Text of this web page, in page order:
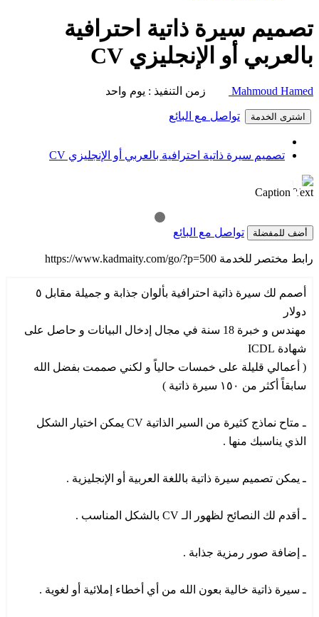
تصميم سيرة ذاتية احترافية
بالعربي أو الإنجليزي CV
Mahmoud Hamed زمن التنفيذ : يوم واحد
اشترى الخدمة تواصل مع البائع
تصميم سيرة ذاتية احترافية بالعربي أو الإنجليزي CV
1 / 3
Caption Text
❮
أضف للمفضلة تواصل مع البائع
رابط مختصر للخدمة https://www.kadmaity.com/go/?p=500
أصمم لك سيرة ذاتية احترافية بألوان جذابة و جميلة مقابل ٥
دولار
مهندس و خبرة 18 سنة في مجال إدخال البيانات و حاصل على
شهادة ICDL
( أعمالي قليلة على خمسات حالياً و لكني صممت بفضل الله
سابقاً أكثر من ١٥٠ سيرة ذاتية )
ـ متاح نماذج كثيرة من السير الذاتية CV يمكن اختيار الشكل
الذي يناسبك منها .
ـ يمكن تصميم سيرة ذاتية باللغة العربية أو الإنجليزية .
ـ أقدم لك النصائح لظهور الـ CV بالشكل المناسب .
ـ إضافة صور رمزية جذابة .
ـ سيرة ذاتية خالية بعون الله من أي أخطاء إملائية أو لغوية .